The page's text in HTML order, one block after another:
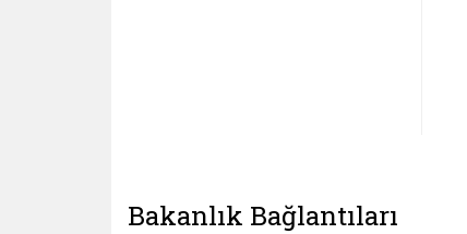
Bakanlık Bağlantıları